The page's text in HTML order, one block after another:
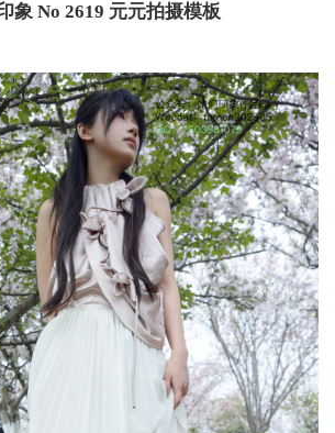
象 No 2619 元元拍摄模板